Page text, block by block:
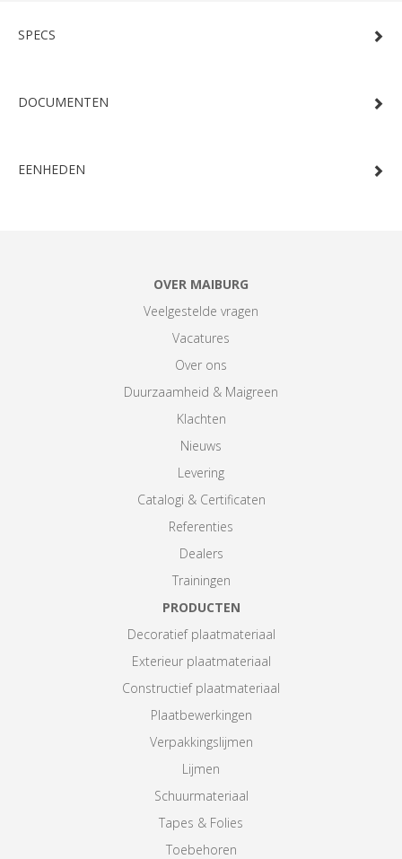
SPECS
DOCUMENTEN
EENHEDEN
OVER MAIBURG
Veelgestelde vragen
Vacatures
Over ons
Duurzaamheid & Maigreen
Klachten
Nieuws
Levering
Catalogi & Certificaten
Referenties
Dealers
Trainingen
PRODUCTEN
Decoratief plaatmateriaal
Exterieur plaatmateriaal
Constructief plaatmateriaal
Plaatbewerkingen
Verpakkingslijmen
Lijmen
Schuurmateriaal
Tapes & Folies
Toebehoren